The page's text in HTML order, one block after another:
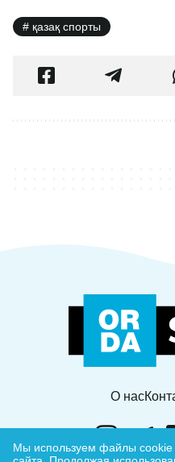
қазақ спорты
О нас
Мы используем файлы cookie